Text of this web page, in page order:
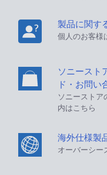
製品に関す
個人のお客様
ソニースト
ド・お問い
ソニーストア
内はこちら
海外仕様製
オーバーシー